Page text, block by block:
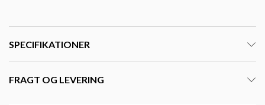
SPECIFIKATIONER
FRAGT OG LEVERING